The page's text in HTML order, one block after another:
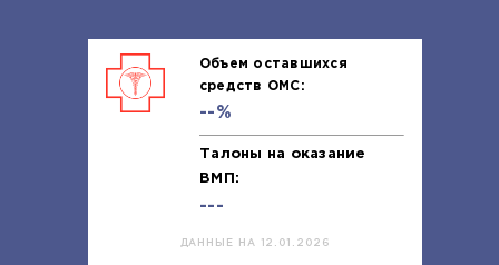
Объем оставшихся
средств ОМС:
--%
Талоны на оказание
ВМП:
---
ДАННЫЕ НА 12.01.2026